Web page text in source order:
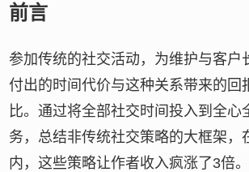
前言
参加传统的社交活动，为维护与客户
付出的时间代价与这种关系带来的回
比。通过将全部社交时间投入到全心
务，总结非传统社交策略的大框架，
内，这些策略让作者收入疯涨了3倍。